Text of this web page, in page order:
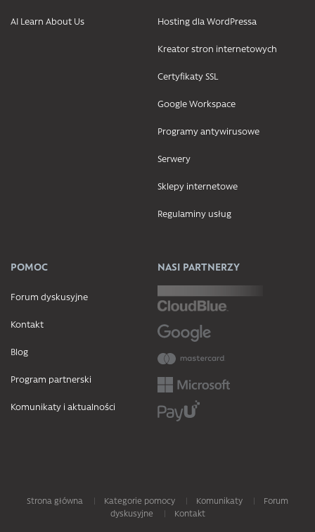
AI Learn About Us Hosting dla WordPressa
Kreator stron internetowych
Certyfikaty SSL
Google Workspace
Programy antywirusowe
Serwery
Sklepy internetowe
Regulaminy usług
POMOC
Forum dyskusyjne
Kontakt
Blog
Program partnerski
Komunikaty i aktualności
NASI PARTNERZY
Strona główna Kategorie pomocy Komunikaty
Forum
dyskusyjne
Kontakt